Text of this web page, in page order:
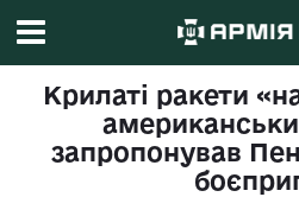
Крилаті ракети
запропонував